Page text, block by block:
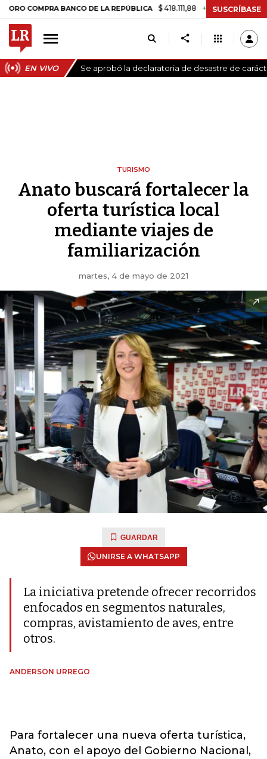
BANCO DE LA REPÚBLICA $ 418.111,88 +$ 9.612,91 +2,35%
SUSCRÍBASE
EN VIVO Se aprobó la declaratoria de desastre de
TURISMO
Anato buscará fortalecer la
oferta turística local
mediante viajes de
familiarización
martes, 4 de mayo de 2021
GUARDAR
UNIRSE A WHATSAPP
La iniciativa pretende ofrecer recorridos
enfocados en segmentos naturales,
compras, avistamiento de aves, entre
otros.
ANDERSON URREGO
Para fortalecer una nueva oferta turística,
Anato, con el apoyo del Gobierno Nacional,